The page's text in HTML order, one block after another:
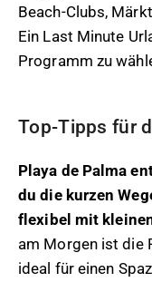
Beach-Clubs,
Ein Last Minute
Programm zu
Top-Tipps für
Playa de Palma
du die kurzen
flexibel mit
am Morgen ist die
ideal für einen